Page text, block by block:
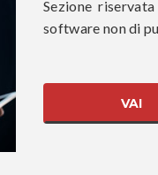
Sezione
software non di
VAI